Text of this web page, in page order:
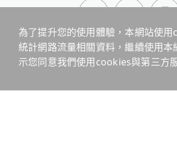
為了提升您的使用體驗，本網站使
統計網路流量相關資料，繼續使用本
示您同意我們使用cookies與第三方